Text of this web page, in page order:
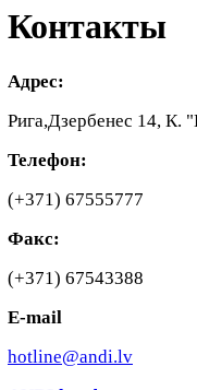
Контакты
Адрес:
Рига,Дзербенес 14, К.
Телефон:
(+371) 67555777
Факс:
(+371) 67543388
E-mail
hotline@andi.lv